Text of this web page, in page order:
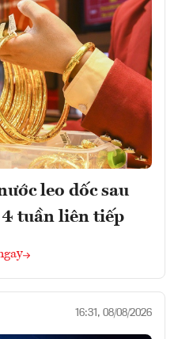
leo dốc sau
tuần liên tiếp
16:31, 08/08/2026